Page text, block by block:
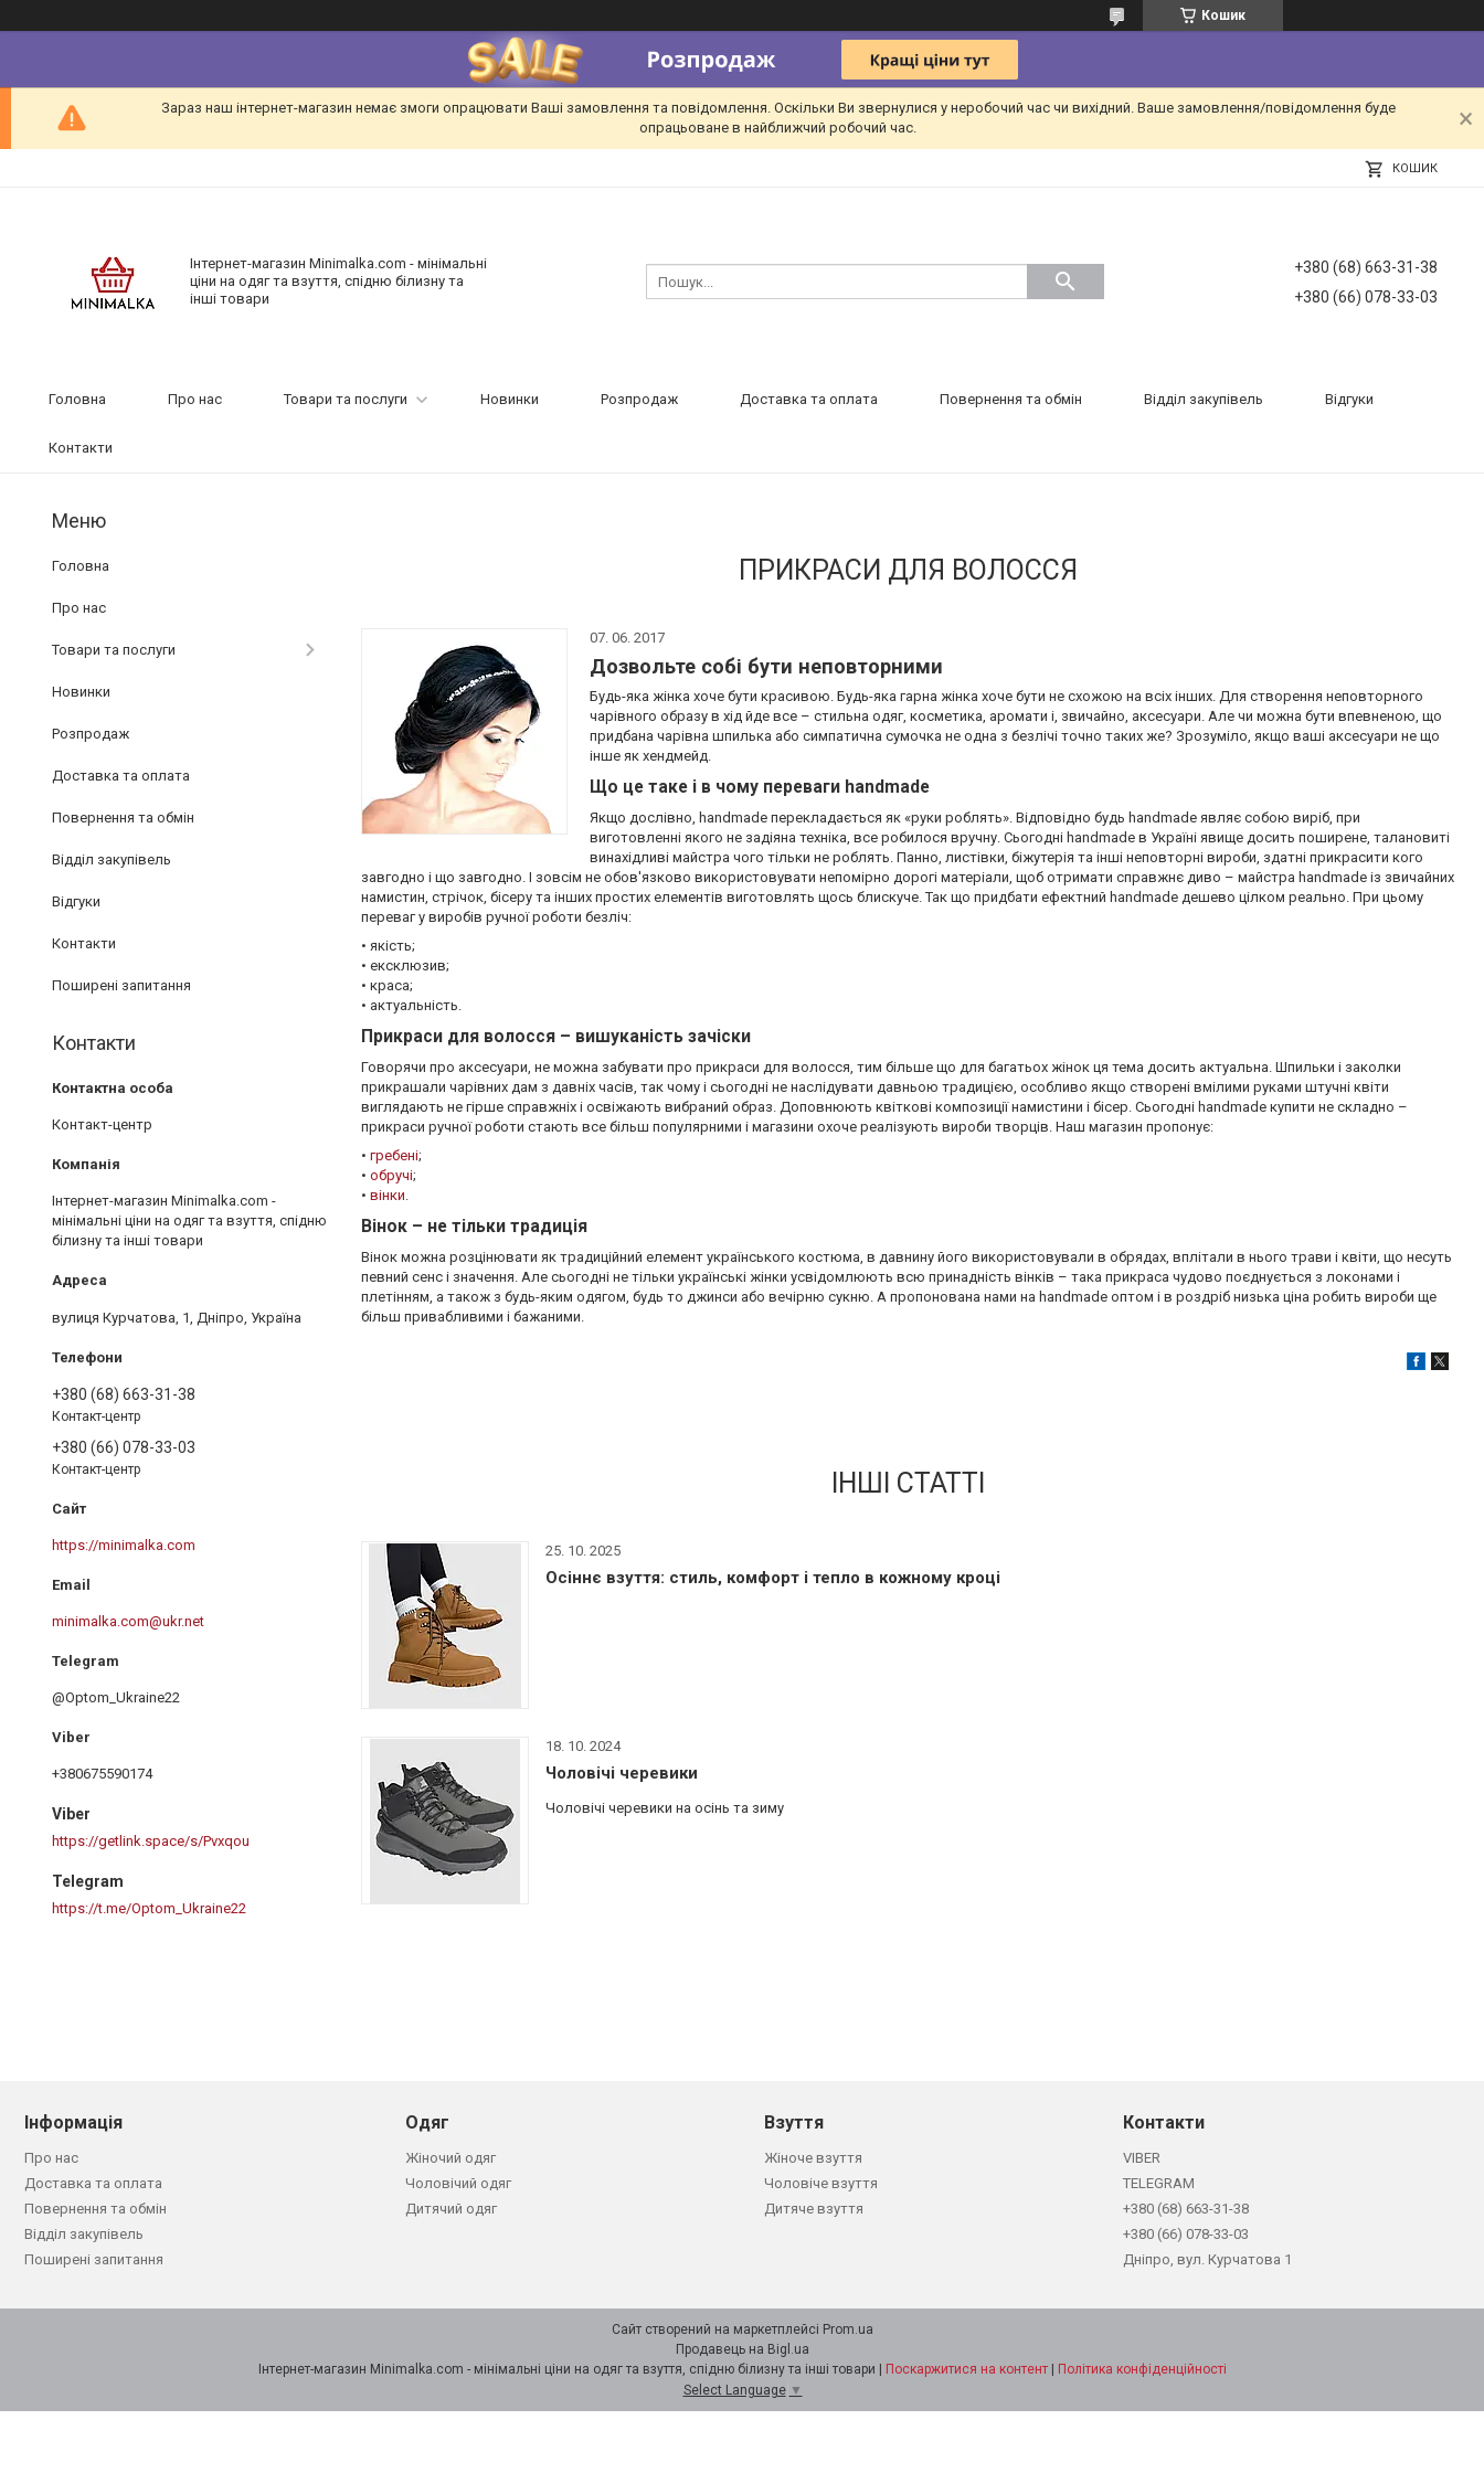
Кошик
Зараз наш інтернет-магазин немає змоги опрацювати Ваші замовлення та повідомлення. Оскільки Ви звернулися у неробочий час чи вихідний. Ваше замовлення/повідомлення буде
опрацьоване в найближчий робочий час.
КОШИК
Інтернет-магазин Minimalka.com - мінімальні
ціни на одяг та взуття, спідню білизну та
інші товари
+380 (68) 663-31-38
+380 (66) 078-33-03
Головна Про нас Товари та послуги Новинки Розпродаж Доставка та оплата Повернення та обмін Відділ закупівель Відгуки
Контакти
ПРИКРАСИ ДЛЯ ВОЛОССЯ
07. 06. 2017
Дозвольте собі бути неповторними
Будь-яка жінка хоче бути красивою. Будь-яка гарна жінка хоче бути не схожою на всіх інших. Для створення неповторного
чарівного образу в хід йде все – стильна одяг, косметика, аромати і, звичайно, аксесуари. Але чи можна бути впевненою, що
придбана чарівна шпилька або симпатична сумочка не одна з безлічі точно таких же? Зрозуміло, якщо ваші аксесуари не що
інше як хендмейд.
Що це таке і в чому переваги handmade
Якщо дослівно, handmade перекладається як «руки роблять». Відповідно будь handmade являє собою виріб, при
виготовленні якого не задіяна техніка, все робилося вручну. Сьогодні handmade в Україні явище досить поширене, талановиті
винахідливі майстра чого тільки не роблять. Панно, листівки, біжутерія та інші неповторні вироби, здатні прикрасити кого
завгодно і що завгодно. І зовсім не обов'язково використовувати непомірно дорогі матеріали, щоб отримати справжнє диво – майстра handmade із звичайних
намистин, стрічок, бісеру та інших простих елементів виготовлять щось блискуче. Так що придбати ефектний handmade дешево цілком реально. При цьому
переваг у виробів ручної роботи безліч:
• якість;
• ексклюзив;
• краса;
• актуальність.
Прикраси для волосся – вишуканість зачіски
Говорячи про аксесуари, не можна забувати про прикраси для волосся, тим більше що для багатьох жінок ця тема досить актуальна. Шпильки і заколки
прикрашали чарівних дам з давніх часів, так чому і сьогодні не наслідувати давньою традицією, особливо якщо створені вмілими руками штучні квіти
виглядають не гірше справжніх і освіжають вибраний образ. Доповнюють квіткові композиції намистини і бісер. Сьогодні handmade купити не складно –
прикраси ручної роботи стають все більш популярними і магазини охоче реалізують вироби творців. Наш магазин пропонує:
• гребені;
• обручі;
• вінки.
Вінок – не тільки традиція
Вінок можна розцінювати як традиційний елемент українського костюма, в давнину його використовували в обрядах, вплітали в нього трави і квіти, що несуть
певний сенс і значення. Але сьогодні не тільки українські жінки усвідомлюють всю принадність вінків – така прикраса чудово поєднується з локонами і
плетінням, а також з будь-яким одягом, будь то джинси або вечірню сукню. А пропонована нами на handmade оптом і в роздріб низька ціна робить вироби ще
більш привабливими і бажаними.
ІНШІ СТАТТІ
25. 10. 2025
Осіннє взуття: стиль, комфорт і тепло в кожному кроці
18. 10. 2024
Чоловічі черевики
Чоловічі черевики на осінь та зиму
Головна
Про нас
Товари та послуги
Новинки
Розпродаж
Доставка та оплата
Повернення та обмін
Відділ закупівель
Відгуки
Контакти
Поширені запитання
Контакти
Контакт-центр
Інтернет-магазин Minimalka.com -
мінімальні ціни на одяг та взуття, спідню
білизну та інші товари
вулиця Курчатова, 1, Дніпро, Україна
+380 (68) 663-31-38
Контакт-центр
+380 (66) 078-33-03
Контакт-центр
https://minimalka.com
minimalka.com@ukr.net
@Optom_Ukraine22
+380675590174
Viber
https://getlink.space/s/Pvxqou
Telegram
https://t.me/Optom_Ukraine22
Інформація
Про нас
Доставка та оплата
Повернення та обмін
Відділ закупівель
Поширені запитання
Одяг
Жіночий одяг
Чоловічий одяг
Дитячий одяг
Взуття
Жіноче взуття
Чоловіче взуття
Дитяче взуття
Контакти
VIBER
TELEGRAM
+380 (68) 663-31-38
+380 (66) 078-33-03
Дніпро, вул. Курчатова 1
Сайт створений на маркетплейсі Prom.ua
Продавець на Bigl.ua
Поскаржитися на контент
Політика конфіденційності
Select Language ▼